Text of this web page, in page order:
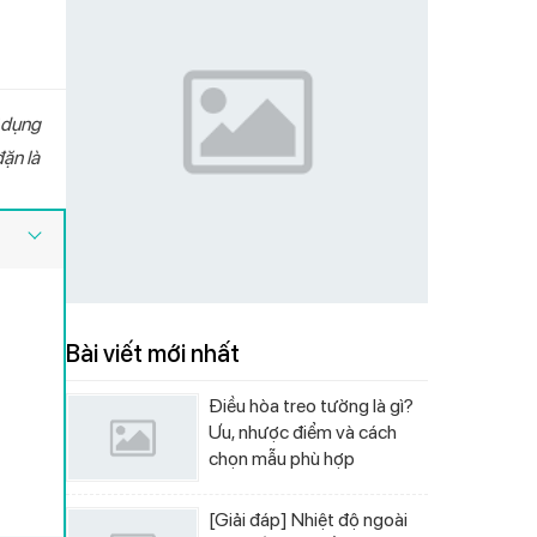
chiều Livotec
Điều hòa một chiều Livotec
DHV12J Inverter
nóng lạnh Livotec
Máy lọc nước nóng lạnh Livotec
868
lạnh hút bình
Cây nước nóng lạnh Livotec
LD206NS
E-smart LIO-
Bếp từ đơn Livotec E-Smart LIS-
550
S-300 Quạt cây Livotec S-400
là
Bài viết mới nhất
Điều hòa treo tường là gì?
Ưu, nhược điểm và cách
chọn mẫu phù hợp
[Giải đáp] Nhiệt độ ngoài